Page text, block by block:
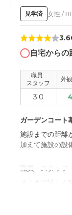
見学済 女性 /
自宅からの
職員･
スタッフ
外
3.0
ガーデンコート
施設までの距離
加えて施設の設
職員・スタッフ
そこまで詳し
ったと認識し